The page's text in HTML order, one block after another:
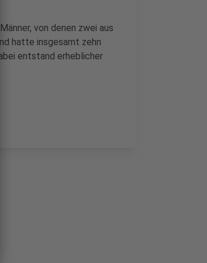
von denen zwei aus
hatte insgesamt zehn
entstand erheblicher